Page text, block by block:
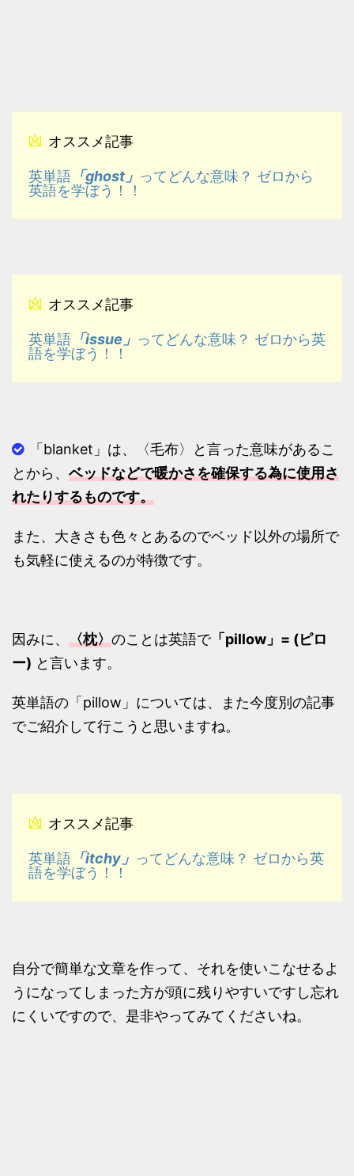
オススメ記事
英単語 「ghost」
ってどんな意味？ ゼロから
英語を学ぼう！！
オススメ記事
英単語 「issue」
ってどんな意味？ ゼロから英
語を学ぼう！！
「blanket」は、〈毛布〉と言った意味があるこ
とから、 ベッドなどで暖かさを確保する為に使用さ
れたりするものです。
また、大きさも色々とあるのでベッド以外の場所で
も気軽に使えるのが特徴です。
因みに、 〈枕〉のことは英語で「pillow」= (ピロ
ー) と言います。
英単語の「pillow」については、また今度別の記事
でご紹介して行こうと思いますね。
オススメ記事
英単語 「itchy」
ってどんな意味？ ゼロから英
語を学ぼう！！
自分で簡単な文章を作って、それを使いこなせるよ
うになってしまった方が頭に残りやすいですし忘れ
にくいですので、是非やってみてくださいね。